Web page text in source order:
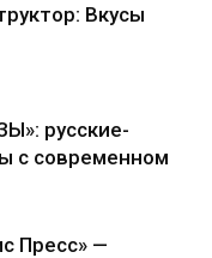
Вкусы
русские-
с современном
Пресс» —